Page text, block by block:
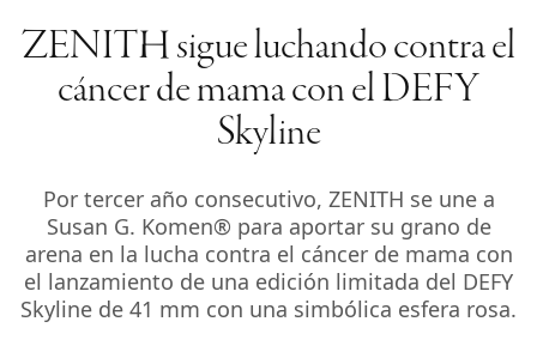
ZENITH sigue luchando contra el
cáncer de mama con el DEFY
Skyline
Por tercer año consecutivo, ZENITH se une a
Susan G. Komen® para aportar su grano de
arena en la lucha contra el cáncer de mama con
el lanzamiento de una edición limitada del DEFY
Skyline de 41 mm con una simbólica esfera rosa.